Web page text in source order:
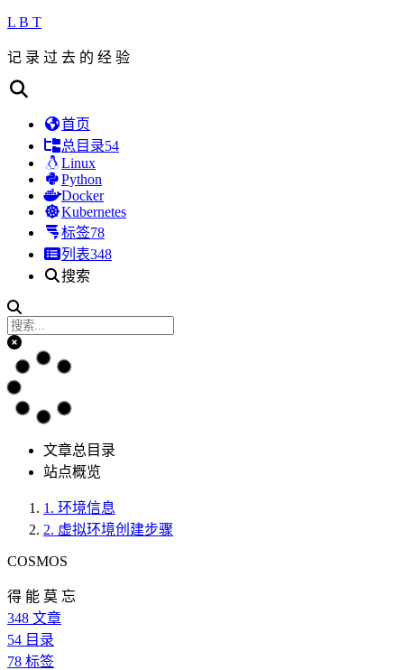
L B T
记 录 过 去 的 经 验
首页
总目录54
Linux
Python
Docker
Kubernetes
标签78
列表348
搜索
文章总目录
站点概览
1. 环境信息
2. 虚拟环境创建步骤
COSMOS
得 能 莫 忘
348 文章
54 目录
78 标签